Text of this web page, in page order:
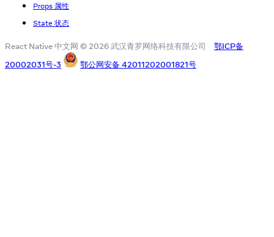
Props 属性
State 状态
React Native 中文网 © 2026 武汉青罗网络科技有限公司
鄂ICP备
20002031号-3
鄂公网安备 42011202001821号